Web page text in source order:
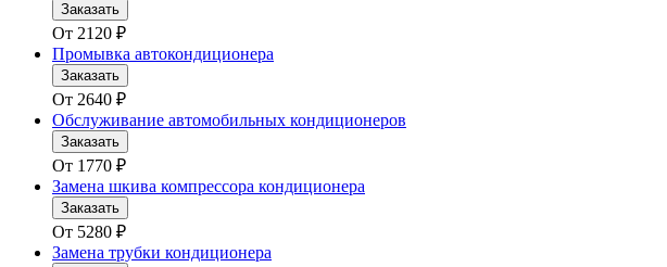
Заказать
От 2120 ₽
Промывка автокондиционера
Заказать
От 2640 ₽
Обслуживание автомобильных кондиционеров
Заказать
От 1770 ₽
Замена шкива компрессора кондиционера
Заказать
От 5280 ₽
Замена трубки кондиционера